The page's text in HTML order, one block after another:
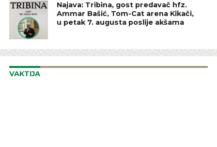
Najava: Tribina, gost predavač hfz.
Ammar Bašić, Tom-Cat arena Kikači,
u petak 7. augusta poslije akšama
VAKTIJA